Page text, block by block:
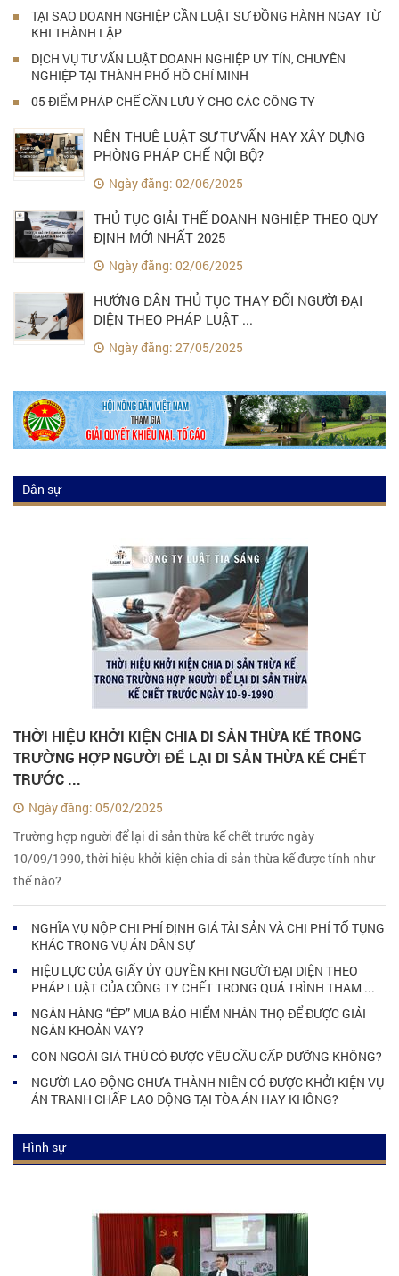
TẠI SAO DOANH NGHIỆP CẦN LUẬT SƯ ĐỒNG HÀNH NGAY TỪ
KHI THÀNH LẬP
DỊCH VỤ TƯ VẤN LUẬT DOANH NGHIỆP UY TÍN, CHUYÊN
NGHIỆP TẠI THÀNH PHỐ HỒ CHÍ MINH
05 ĐIỂM PHÁP CHẾ CẦN LƯU Ý CHO CÁC CÔNG TY
NÊN THUÊ LUẬT SƯ TƯ VẤN HAY XÂY DỰNG
PHÒNG PHÁP CHẾ NỘI BỘ?
Ngày đăng: 02/06/2025
THỦ TỤC GIẢI THỂ DOANH NGHIỆP THEO QUY
ĐỊNH MỚI NHẤT 2025
Ngày đăng: 02/06/2025
HƯỚNG DẪN THỦ TỤC THAY ĐỔI NGƯỜI ĐẠI
DIỆN THEO PHÁP LUẬT ...
Ngày đăng: 27/05/2025
Dân sự
Kiến thức luật dân sự
THỜI HIỆU KHỞI KIỆN CHIA DI SẢN THỪA KẾ TRONG
TRƯỜNG HỢP NGƯỜI ĐỂ LẠI DI SẢN THỪA KẾ CHẾT
TRƯỚC ...
Ngày đăng: 05/02/2025
Trường hợp người để lại di sản thừa kế chết trước ngày
10/09/1990, thời hiệu khởi kiện chia di sản thừa kế được tính như
thế nào?
NGHĨA VỤ NỘP CHI PHÍ ĐỊNH GIÁ TÀI SẢN VÀ CHI PHÍ TỐ TỤNG
KHÁC TRONG VỤ ÁN DÂN SỰ
HIỆU LỰC CỦA GIẤY ỦY QUYỀN KHI NGƯỜI ĐẠI DIỆN THEO
PHÁP LUẬT CỦA CÔNG TY CHẾT TRONG QUÁ TRÌNH THAM ...
NGÂN HÀNG “ÉP” MUA BẢO HIỂM NHÂN THỌ ĐỂ ĐƯỢC GIẢI
NGÂN KHOẢN VAY?
CON NGOÀI GIÁ THÚ CÓ ĐƯỢC YÊU CẦU CẤP DƯỠNG KHÔNG?
NGƯỜI LAO ĐỘNG CHƯA THÀNH NIÊN CÓ ĐƯỢC KHỞI KIỆN VỤ
ÁN TRANH CHẤP LAO ĐỘNG TẠI TÒA ÁN HAY KHÔNG?
Hình sự
Kiến thức luật hình sự